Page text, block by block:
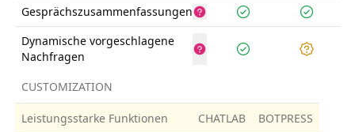
Gesprächszusammenfassungen
Dynamische vorgeschlagene
Nachfragen
CUSTOMIZATION
Leistungsstarke Funktionen CHATLAB BOTPRESS